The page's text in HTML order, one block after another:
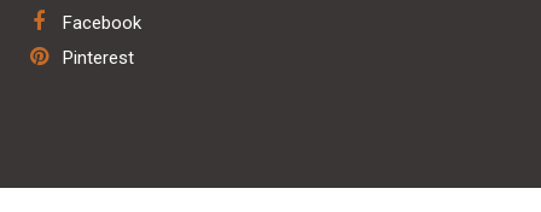
Reparatur und Wartung
Personalisierung und Bestickung
Facebook
Pinterest